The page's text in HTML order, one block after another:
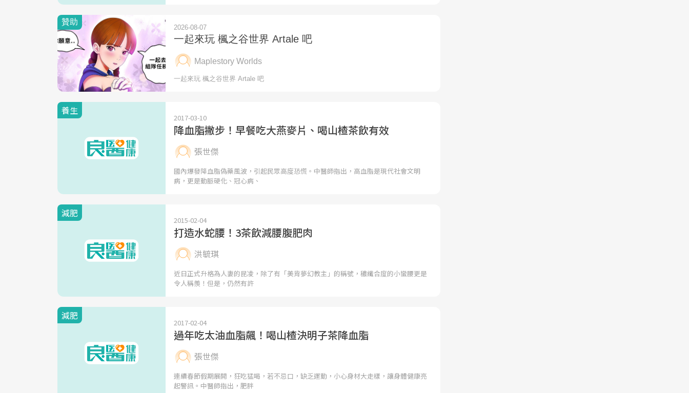
養生
2017-03-10
降血脂撇步！早餐吃大燕麥片、喝山楂茶飲有效
張世傑
國內爆發降血脂偽藥風波，引起民眾高度恐慌。中醫師指出，高血脂是現代社會文明
病，更是動脈硬化、冠心病、
減肥
2015-02-04
打造水蛇腰！3茶飲減腰腹肥肉
洪毓琪
近日正式升格為人妻的昆凌，除了有「美背夢幻教主」的稱號，穠纖合度的小蠻腰更是
令人稱羨！但是，仍然有許
減肥
2017-02-04
過年吃太油血脂飆！喝山楂決明子茶降血脂
張世傑
連續春節假期展開，狂吃猛喝，若不忌口，缺乏運動，小心身材大走樣，讓身體健康亮
起警訊。中醫師指出，肥胖